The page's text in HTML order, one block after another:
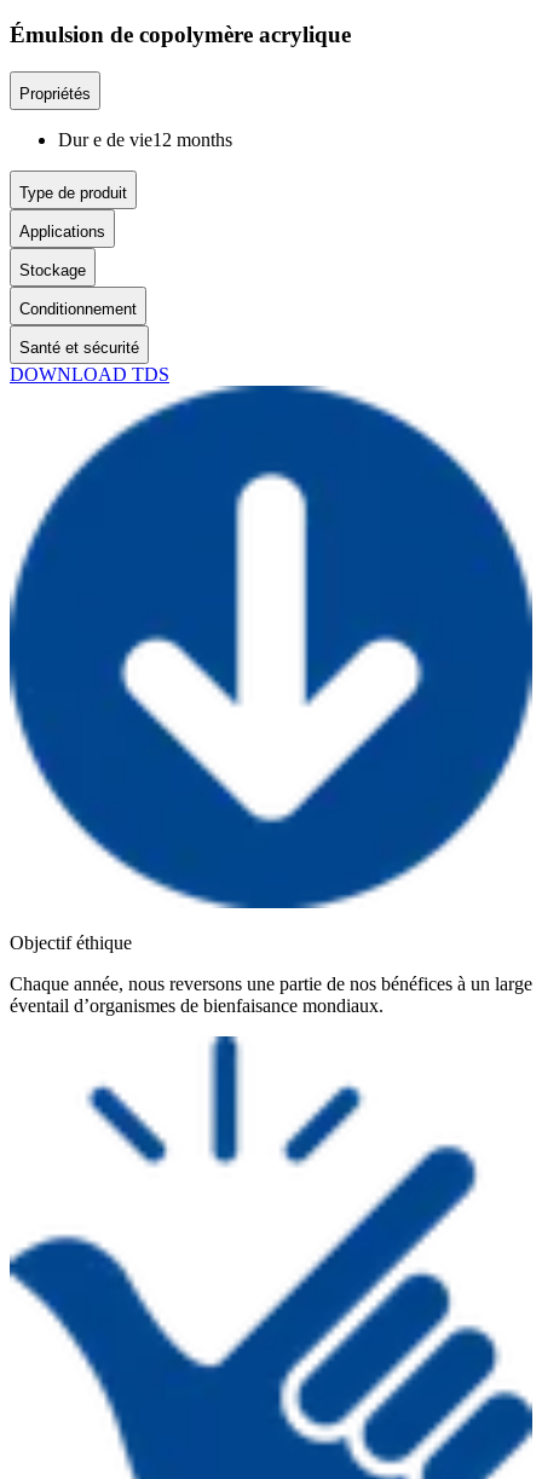
Émulsion de copolymère acrylique
Propriétés
Dur e de vie12 months
Type de produit
Applications
Stockage
Conditionnement
Santé et sécurité
DOWNLOAD TDS
Objectif éthique
Chaque année, nous reversons une partie de nos bénéfices à un large
éventail d’organismes de bienfaisance mondiaux.